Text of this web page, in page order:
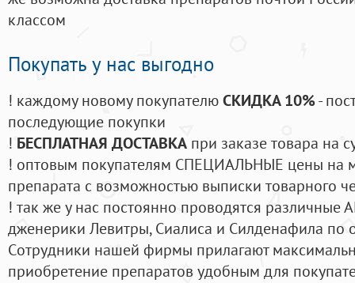
классом
Покупать у нас выгодно
! каждому новому покупателюСКИДКА 10%-
последующие покупки
! БЕСПЛАТНАЯ ДОСТАВКА при заказе товара на
! оптовым покупателям СПЕЦИАЛЬНЫЕ цены на
препарата с возможностью выписки товарного
! так же у нас постоянно проводятся
дженерики Левитры, Сиалиса и Силденафила по
Cотрудники нашей фирмы прилагают
приобретение препаратов удобным для